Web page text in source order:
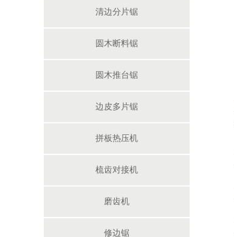
清边分片锯
圆木断料锯
圆木推台锯
边皮多片锯
拼板热压机
梳齿对接机
磨齿机
修边锯